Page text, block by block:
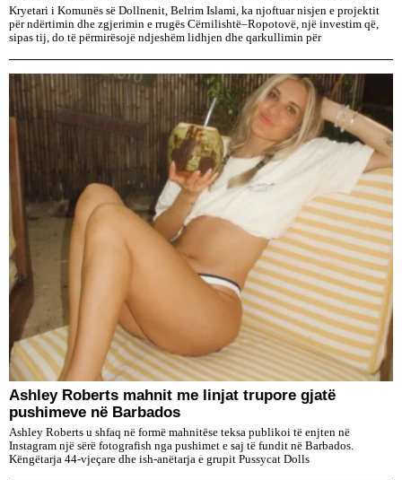
Kryetari i Komunës së Dollnenit, Belrim Islami, ka njoftuar nisjen e projektit
për ndërtimin dhe zgjerimin e rrugës Cërnilishtë–Ropotovë, një investim që,
sipas tij, do të përmirësojë ndjeshëm lidhjen dhe qarkullimin për
Ashley Roberts mahnit me linjat trupore gjatë
pushimeve në Barbados
Ashley Roberts u shfaq në formë mahnitëse teksa publikoi të enjten në
Instagram një sërë fotografish nga pushimet e saj të fundit në Barbados.
Këngëtarja 44-vjeçare dhe ish-anëtarja e grupit Pussycat Dolls